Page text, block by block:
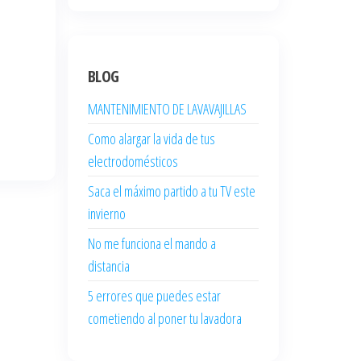
BLOG
MANTENIMIENTO DE LAVAVAJILLAS
Como alargar la vida de tus
electrodomésticos
Saca el máximo partido a tu TV este
invierno
No me funciona el mando a
distancia
5 errores que puedes estar
cometiendo al poner tu lavadora